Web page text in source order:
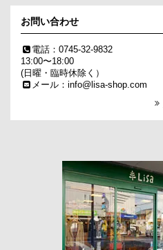
お問い合わせ
電話：0745-32-9832
13:00〜18:00
(日曜・臨時休除く）
メール：info@lisa-shop.com